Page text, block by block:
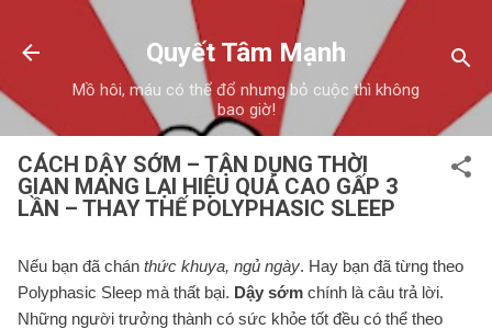
Chuyển đến nội dung chính
Quyết Tâm Mạnh
Mồ hôi, máu có thể đổ nhưng bỏ cuộc thì không
bao giờ!
CÁCH DẬY SỚM – TẬN DỤNG THỜI
GIAN MANG LẠI HIỆU QUẢ CAO GẤP 3
LẦN – THAY THẾ POLYPHASIC SLEEP
Nếu bạn đã chán thức khuya, ngủ ngày. Hay bạn đã từng theo
Polyphasic Sleep mà thất bại. Dậy sớm chính là câu trả lời.
Những người trưởng thành có sức khỏe tốt đều có thể theo